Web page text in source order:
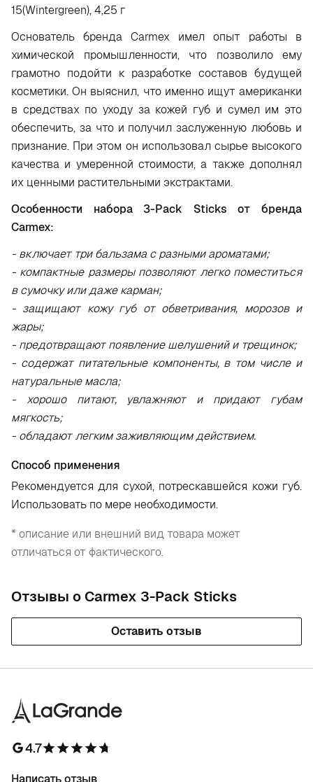
15(Wintergreen), 4,25 г
Основатель бренда Carmex имел опыт работы в
химической промышленности, что позволило ему
грамотно подойти к разработке составов будущей
косметики. Он выяснил, что именно ищут американки
в средствах по уходу за кожей губ и сумел им это
обеспечить, за что и получил заслуженную любовь и
признание. При этом он использовал сырье высокого
качества и умеренной стоимости, а также дополнял
их ценными растительными экстрактами.
Особенности набора 3-Pack Sticks от бренда
Carmex:
- включает три бальзама с разными ароматами;
- компактные размеры позволяют легко поместиться
в сумочку или даже карман;
- защищают кожу губ от обветривания, морозов и
жары;
- предотвращают появление шелушений и трещинок;
- содержат питательные компоненты, в том числе и
натуральные масла;
- хорошо питают, увлажняют и придают губам
мягкость;
- обладают легким заживляющим действием.
Способ применения
Рекомендуется для сухой, потрескавшейся кожи губ.
Использовать по мере необходимости.
* описание или внешний вид товара может
отличаться от фактического.
Отзывы о Carmex 3-Pack Sticks
Оставить отзыв
4.7
Написать отзыв